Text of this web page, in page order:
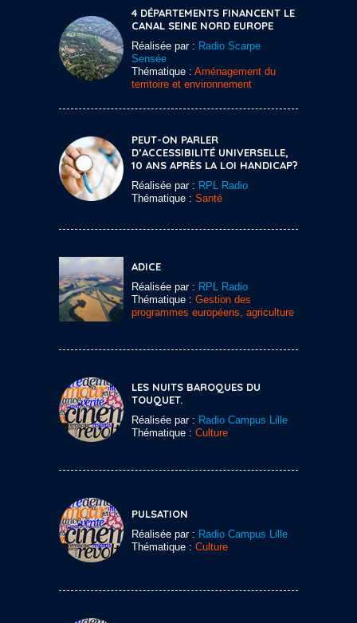
4 DÉPARTEMENTS FINANCENT LE
CANAL SEINE NORD EUROPE
Réalisée par : Radio Scarpe
Sensée
Thématique : Aménagement du
territoire et environnement
PEUT-ON PARLER
D’ACCESSIBILITÉ UNIVERSELLE,
10 ANS APRÈS LA LOI HANDICAP?
Réalisée par : RPL Radio
Thématique : Santé
ADICE
Réalisée par : RPL Radio
Thématique : Gestion des
programmes européens, agriculture
LES NUITS BAROQUES DU
TOUQUET.
Réalisée par : Radio Campus Lille
Thématique : Culture
PULSATION
Réalisée par : Radio Campus Lille
Thématique : Culture